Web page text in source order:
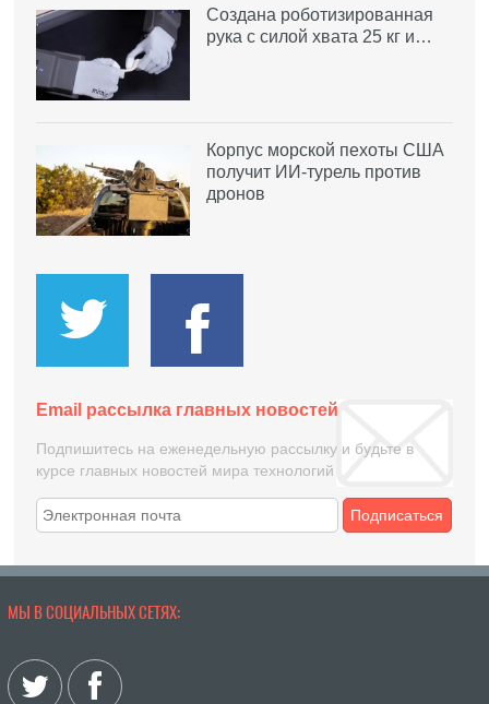
Создана роботизированная
рука с силой хвата 25 кг и…
Корпус морской пехоты США
получит ИИ-турель против
дронов
Email рассылка главных новостей
Подпишитесь на еженедельную рассылку и будьте в
курсе главных новостей мира технологий
Подписаться
МЫ В СОЦИАЛЬНЫХ СЕТЯХ: